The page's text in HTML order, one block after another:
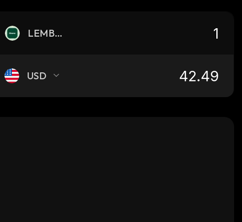
LEMBON
USD